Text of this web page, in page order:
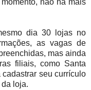
não há mais
dia 30 lojas no
as vagas de
mas ainda
filiais, como Santa
seu currículo
loja.